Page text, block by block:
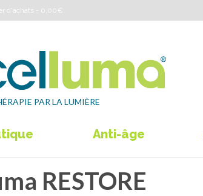
d'achats - 0,00 €
PAR LA LUMIÈRE
Anti-âge
RESTORE